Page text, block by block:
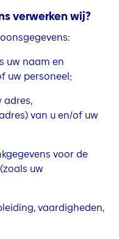
verwerken wij?
uw naam en
uw personeel;
adres,
van u en/of uw
voor de
uw
vaardigheden,